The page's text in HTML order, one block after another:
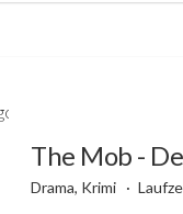
The Mob -
Drama, Krimi